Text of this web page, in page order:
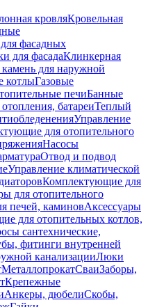
кровляКровельная
фасадных
для фасадаКлинкерная
для наружной
котлыГазовые
печиБанные
батареиТеплый
Управление
для отопительного
Насосы
Отвод и подвод
Управление климатической
Комплектующие для
для отопительного
печей, каминовАксессуары
для отопительных котлов,
сантехнические,
фитинги внутренней
канализацииЛюки
МеталлопрокатСваиЗаборы,
Крепежные
Анкеры, дюбелиСкобы,